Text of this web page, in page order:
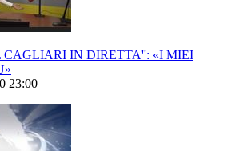
CAGLIARI IN DIRETTA'': «I MIEI
23:00